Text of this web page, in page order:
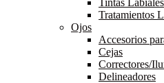
Tintas Labiales
Tratamientos
Ojos
Accesorios
Cejas
Correctores/
Delineadores